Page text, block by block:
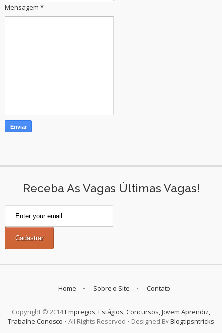
Mensagem *
Receba As Vagas Últimas Vagas!
Home Sobre o Site Contato
Copyright © 2014Empregos, Estágios, Concursos, Jovem Aprendiz,
Trabalhe Conosco • All Rights Reserved • Designed ByBlogtipsntricks